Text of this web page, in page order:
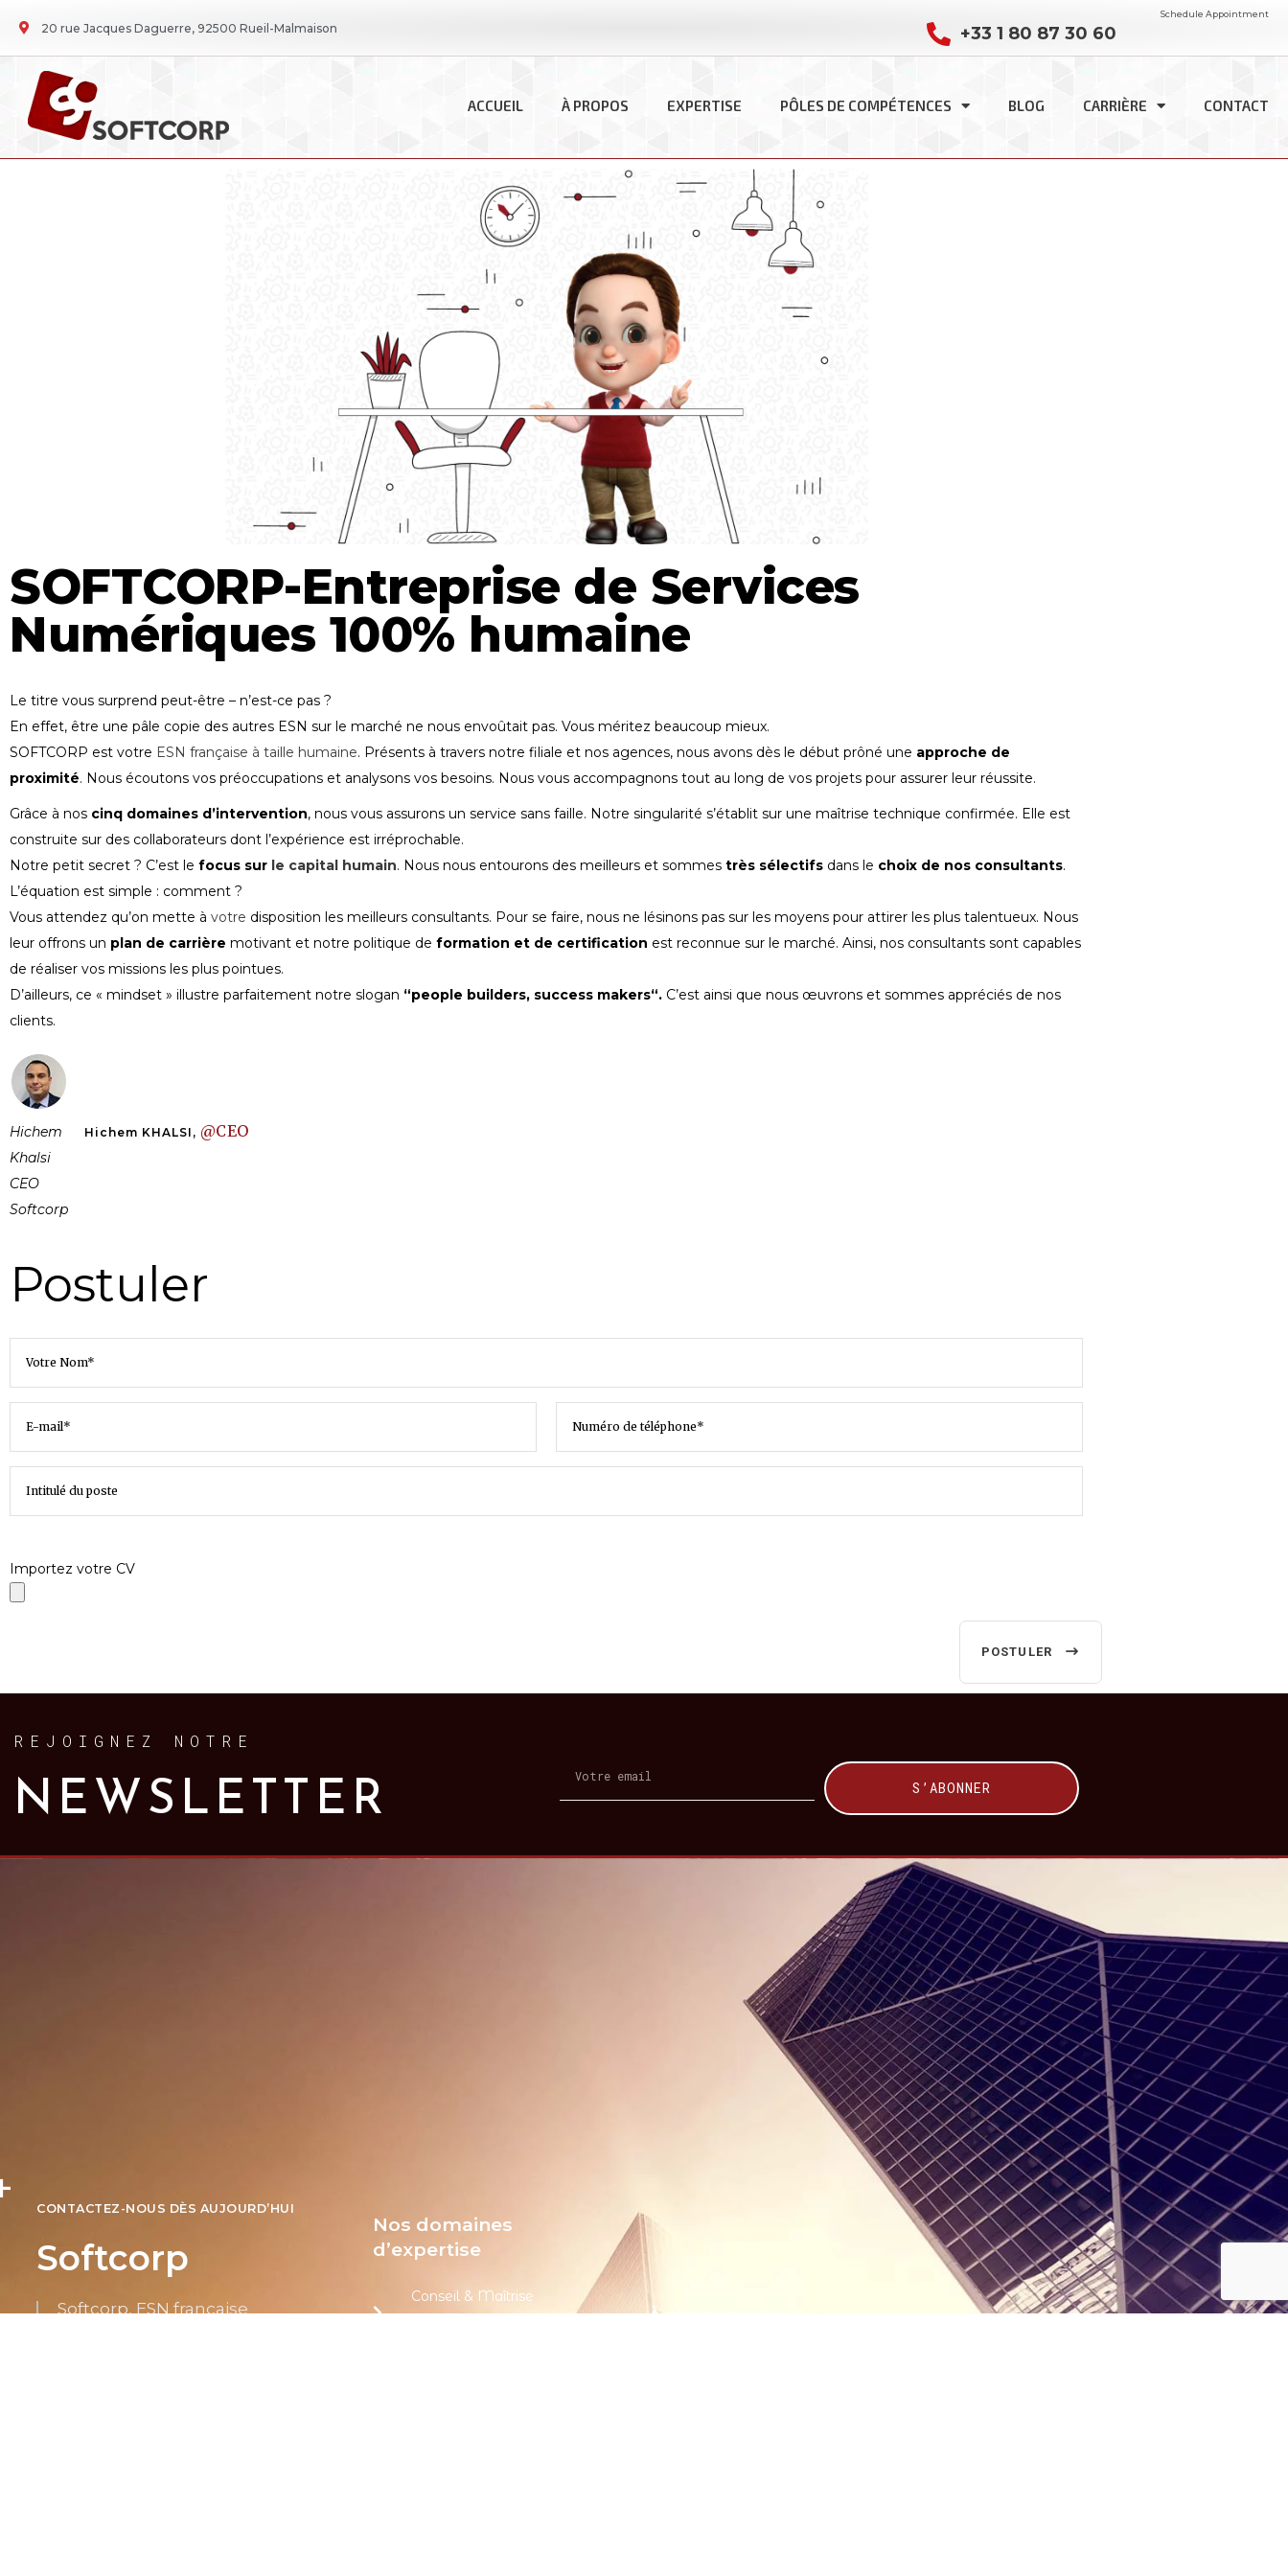
20 rue Jacques Daguerre, 92500 Rueil-Malmaison
Schedule Appointment
+33 1 80 87 30 60
ACCUEIL À PROPOS EXPERTISE PÔLES DE COMPÉTENCES BLOG CARRIÈRE CONTACT
SOFTCORP-Entreprise de Services
Numériques 100% humaine
Le titre vous surprend peut-être – n’est-ce pas ?
En effet, être une pâle copie des autres ESN sur le marché ne nous envoûtait pas. Vous méritez beaucoup mieux.
SOFTCORP est votre ESN française à taille humaine. Présents à travers notre filiale et nos agences, nous avons dès le début prôné une approche de
proximité. Nous écoutons vos préoccupations et analysons vos besoins. Nous vous accompagnons tout au long de vos projets pour assurer leur réussite.
Grâce à nos cinq domaines d’intervention, nous vous assurons un service sans faille. Notre singularité s’établit sur une maîtrise technique confirmée. Elle est
construite sur des collaborateurs dont l’expérience est irréprochable.
Notre petit secret ? C’est le focus sur le capital humain. Nous nous entourons des meilleurs et sommes très sélectifs dans le choix de nos consultants.
L’équation est simple : comment ?
Vous attendez qu’on mette à votre disposition les meilleurs consultants. Pour se faire, nous ne lésinons pas sur les moyens pour attirer les plus talentueux. Nous
leur offrons un plan de carrière motivant et notre politique de formation et de certification est reconnue sur le marché. Ainsi, nos consultants sont capables
de réaliser vos missions les plus pointues.
D’ailleurs, ce « mindset » illustre parfaitement notre slogan “people builders, success makers“. C’est ainsi que nous œuvrons et sommes appréciés de nos
clients.
Hichem
Khalsi
CEO
Softcorp
Hichem KHALSI, @CEO
Postuler
Importez votre CV
POSTULER
REJOIGNEZ NOTRE
NEWSLETTER S’ABONNER
CONTACTEZ-NOUS DÈS AUJOURD’HUI
Softcorp
Softcorp, ESN française
Nos domaines
d’expertise
Conseil & Maîtrise
À propos